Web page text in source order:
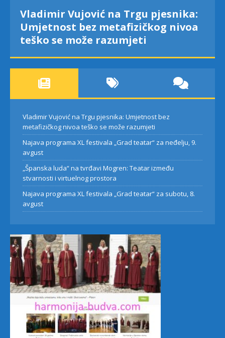
Vladimir Vujović na Trgu pjesnika:
Umjetnost bez metafizičkog nivoa
teško se može razumjeti
Vladimir Vujović na Trgu pjesnika: Umjetnost bez
metafizičkog nivoa teško se može razumjeti
Najava programa XL festivala „Grad teatar“ za neđelju, 9.
avgust
„Španska luda“ na tvrđavi Mogren: Teatar između
stvarnosti i virtuelnog prostora
Najava programa XL festivala „Grad teatar“ za subotu, 8.
avgust